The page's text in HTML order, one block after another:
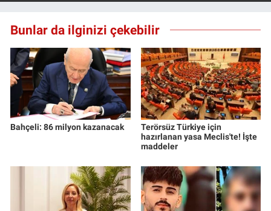
Bunlar da ilginizi çekebilir
Bahçeli: 86 milyon kazanacak
Terörsüz Türkiye için
hazırlanan yasa Meclis'te! İşte
maddeler